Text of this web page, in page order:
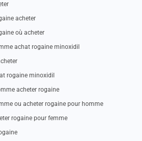
acheter
où acheter
achat rogaine minoxidil
rogaine minoxidil
acheter rogaine
ou acheter rogaine pour homme
rogaine pour femme